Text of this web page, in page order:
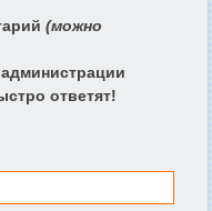
(можно
ответят!